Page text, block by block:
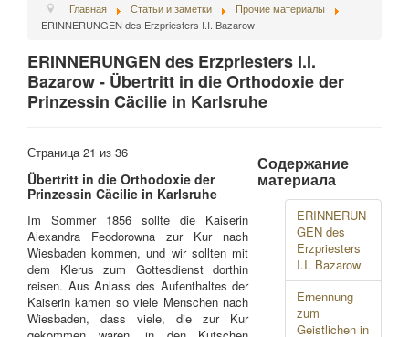
Главная Статьи и заметки
Прочие материалы
ERINNERUNGEN des Erzpriesters I.I. Bazarow
ERINNERUNGEN des Erzpriesters I.I.
Bazarow - Übertritt in die Orthodoxie der
Prinzessin Cäcilie in Karlsruhe
Содержание
материала
ERINNERUN
GEN des
Erzpriesters
I.I. Bazarow
Ernennung
zum
Geistlichen in
Страница 21 из 36
Übertritt in die Orthodoxie der
Prinzessin Cäcilie in Karlsruhe
Im Sommer 1856 sollte die Kaiserin
Alexandra Feodorowna zur Kur nach
Wiesbaden kommen, und wir sollten mit
dem Klerus zum Gottesdienst dorthin
reisen. Aus Anlass des Aufenthaltes der
Kaiserin kamen so viele Menschen nach
Wiesbaden, dass viele, die zur Kur